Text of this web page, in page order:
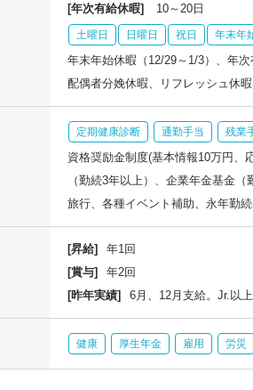
[年次有給休暇]
10～20日
土曜日 日曜日 祝日 年末年
年末年始休暇（12/29～1/3）、年
配偶者分娩休暇、リフレッシュ休
定期健康診断 通勤手当 残業
資格奨励金制度(基本情報10万円、
（勤続3年以上）、企業年金基金
旅行、各種イベント補助、永年勤
[昇給]
年1回
[賞与]
年2回
[昨年実績]
6月、12月支給。Jr.以
健康 厚生年金 雇用 労災